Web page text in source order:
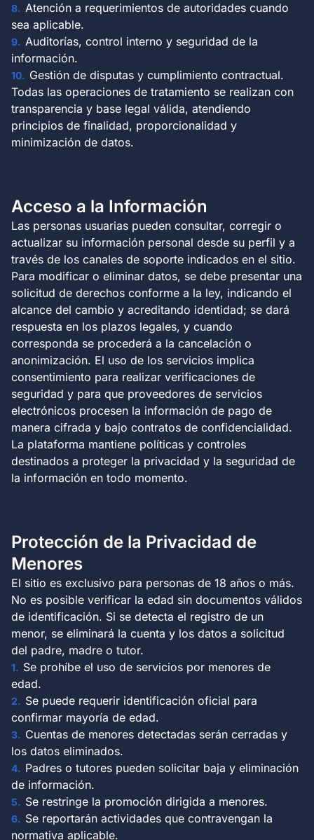
Atención a requerimientos de autoridades cuando
sea aplicable.
Auditorías, control interno y seguridad de la
información.
Gestión de disputas y cumplimiento contractual.
Todas las operaciones de tratamiento se realizan con
transparencia y base legal válida, atendiendo
principios de finalidad, proporcionalidad y
minimización de datos.
Acceso a la Información
Las personas usuarias pueden consultar, corregir o
actualizar su información personal desde su perfil y a
través de los canales de soporte indicados en el sitio.
Para modificar o eliminar datos, se debe presentar una
solicitud de derechos conforme a la ley, indicando el
alcance del cambio y acreditando identidad; se dará
respuesta en los plazos legales, y cuando
corresponda se procederá a la cancelación o
anonimización. El uso de los servicios implica
consentimiento para realizar verificaciones de
seguridad y para que proveedores de servicios
electrónicos procesen la información de pago de
manera cifrada y bajo contratos de confidencialidad.
La plataforma mantiene políticas y controles
destinados a proteger la privacidad y la seguridad de
la información en todo momento.
Protección de la Privacidad de
Menores
El sitio es exclusivo para personas de 18 años o más.
No es posible verificar la edad sin documentos válidos
de identificación. Si se detecta el registro de un
menor, se eliminará la cuenta y los datos a solicitud
del padre, madre o tutor.
Se prohíbe el uso de servicios por menores de
edad.
Se puede requerir identificación oficial para
confirmar mayoría de edad.
Cuentas de menores detectadas serán cerradas y
los datos eliminados.
Padres o tutores pueden solicitar baja y eliminación
de información.
Se restringe la promoción dirigida a menores.
Se reportarán actividades que contravengan la
normativa aplicable.